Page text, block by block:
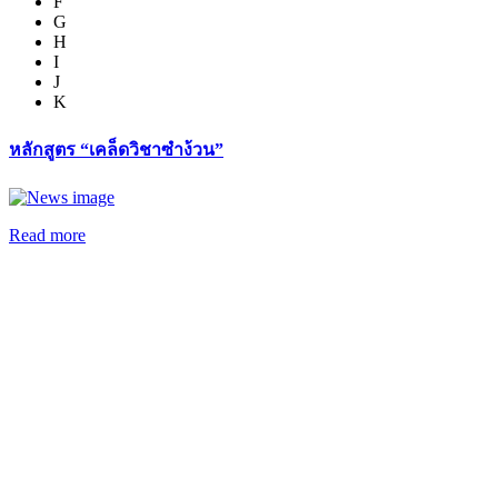
G
H
I
J
K
หลักสูตร “เคล็ดวิชาซำง้วน”
Read more